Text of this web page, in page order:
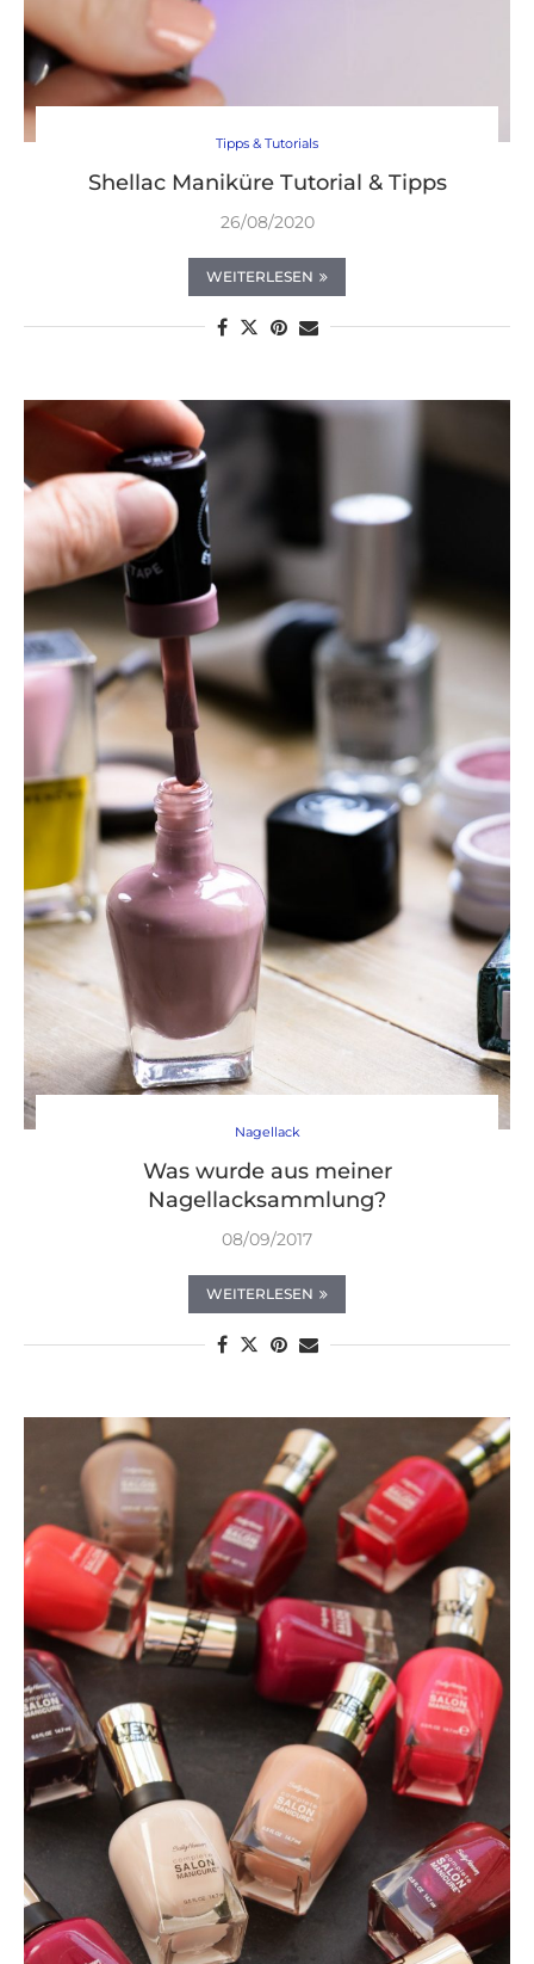
Tipps & Tutorials
Shellac Maniküre Tutorial & Tipps
26/08/2020
WEITERLESEN
Nagellack
Was wurde aus meiner
Nagellacksammlung?
08/09/2017
WEITERLESEN